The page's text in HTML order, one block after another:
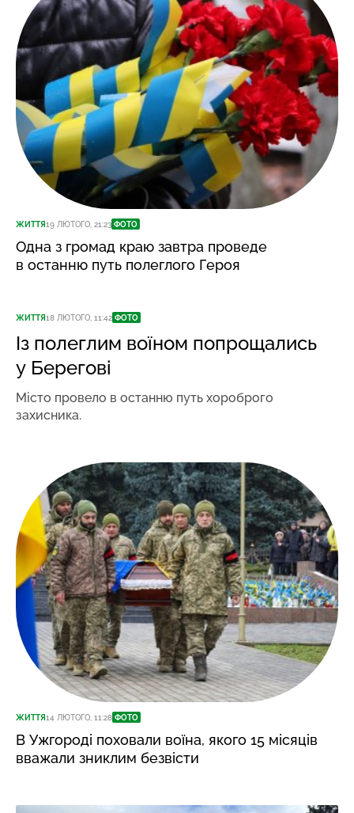
ЖИТТЯ19 ЛЮТОГО, 21:23 ФОТО
Одна з громад краю завтра проведе
в останню путь полеглого Героя
ЖИТТЯ18 ЛЮТОГО, 11:42 ФОТО
Із полеглим воїном попрощались
у Берегові
Місто провело в останню путь хороброго
захисника.
ЖИТТЯ14 ЛЮТОГО, 11:28 ФОТО
В Ужгороді поховали воїна, якого 15 місяців
вважали зниклим безвісти